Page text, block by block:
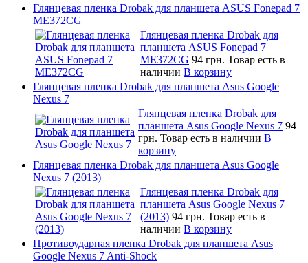
Глянцевая пленка Drobak для планшета ASUS Fonepad 7
ME372CG
Глянцевая пленка Drobak для
планшета ASUS Fonepad 7
ME372CG 94 грн. Товар есть в
наличии В корзину
Глянцевая пленка Drobak для планшета Asus Google
Nexus 7
Глянцевая пленка Drobak для
планшета Asus Google Nexus 7 94
грн. Товар есть в наличии В
корзину
Глянцевая пленка Drobak для планшета Asus Google
Nexus 7 (2013)
Глянцевая пленка Drobak для
планшета Asus Google Nexus 7
(2013) 94 грн. Товар есть в
наличии В корзину
Противоударная пленка Drobak для планшета Asus
Google Nexus 7 Anti-Shock